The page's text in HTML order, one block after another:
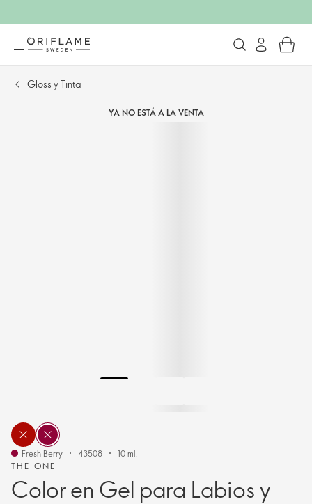
Gloss y Tinta
YA NO ESTÁ A LA VENTA
THE ONE
Color en Gel para Labios y
Fresh Berry 43508 10 ml.